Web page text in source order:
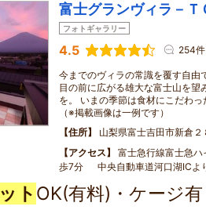
富士グランヴィラ－Ｔ
フォトギャラリー
4.5 254件
今までのヴィラの常識を覆す自由
目の前に広がる雄大な富士山を望
を。 いまの季節は食材にこだわ
（※掲載画像は一例です）
住所
山梨県富士吉田市新倉
アクセス
富士急行線富士急
歩7分 中央自動車道河口湖ICよ
ト OK(有料)・ケージ